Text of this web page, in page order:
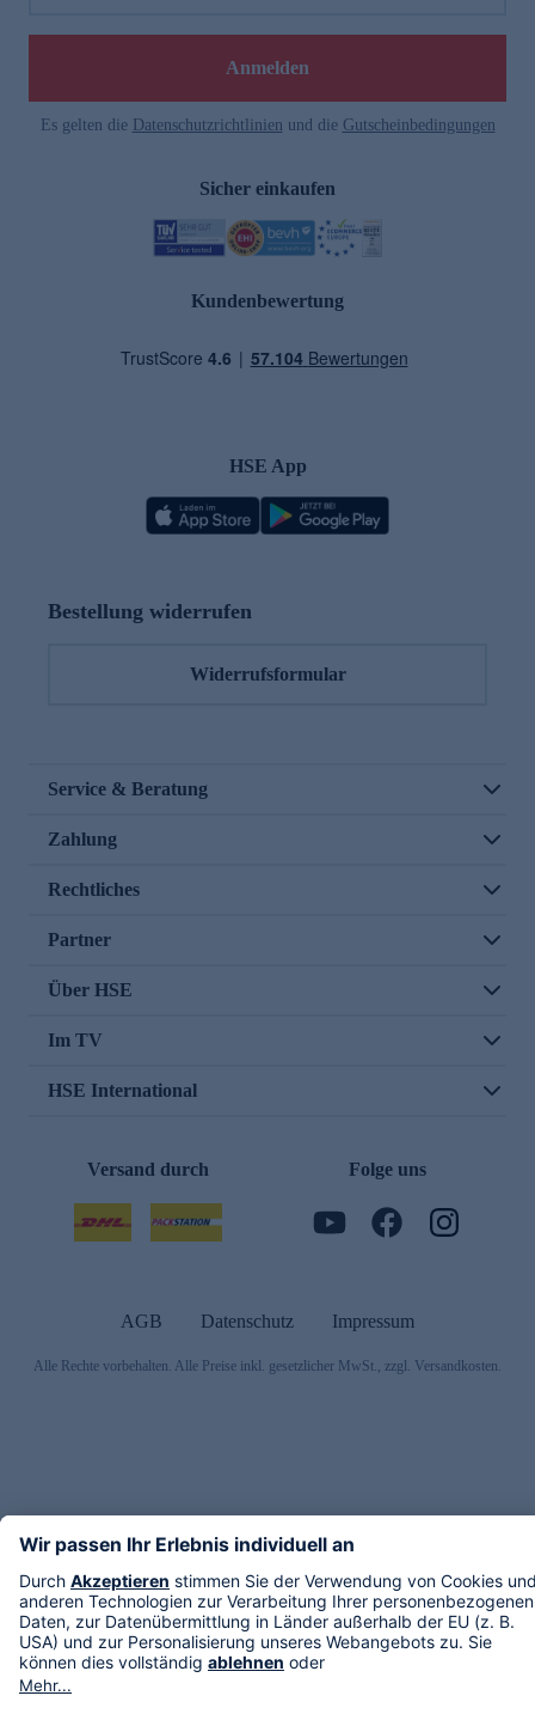
Anmelden
Es gelten die Datenschutzrichtlinien und die Gutscheinbedingungen
Sicher einkaufen
Kundenbewertung
HSE App
Bestellung widerrufen
Widerrufsformular
Service & Beratung
Zahlung
Rechtliches
Partner
Über HSE
Im TV
HSE International
Versand durch Folge uns
AGB Datenschutz Impressum
Alle Rechte vorbehalten. Alle Preise inkl. gesetzlicher MwSt., zzgl. Versandkosten.